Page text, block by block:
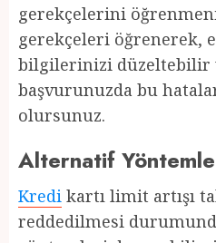
gerekçelerini
gerekçeleri öğrenerek,
bilgilerinizi düzeltebilir
başvurunuzda bu
olursunuz.
Alternatif
Kredi kartı limit artışı
reddedilmesi